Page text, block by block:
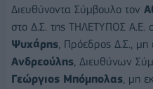
Διευθύνοντα Σύμβουλο τον
στο Δ.Σ. της ΤΗΛΕΤΥΠΟΣ Α.Ε.
Ψυχάρης, Πρόεδρος Δ.Σ., μη
Ανδρεούλης, Διευθύνων
Γεώργιος Μπόμπολας, μη